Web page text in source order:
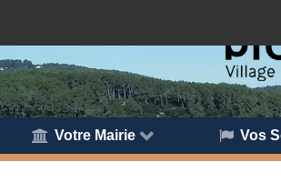
Votre Mairie Vos